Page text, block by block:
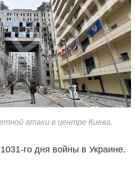
атаки в центре Киева.
го дня войны в Украине.